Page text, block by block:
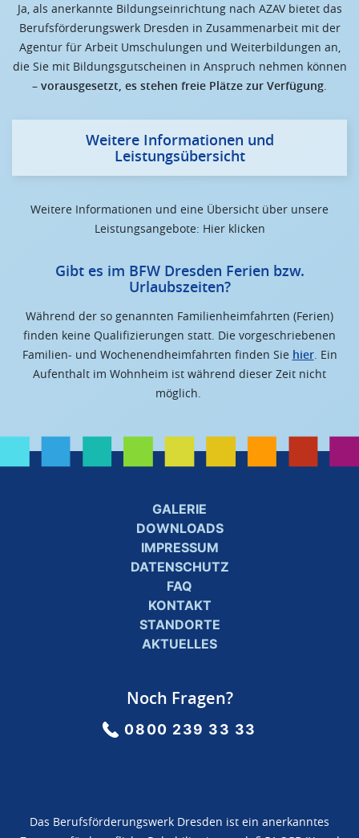
Ja, als anerkannte Bildungseinrichtung nach AZAV bietet das
Berufsförderungswerk Dresden in Zusammenarbeit mit der
Agentur für Arbeit Umschulungen und Weiterbildungen an,
die Sie mit Bildungsgutscheinen in Anspruch nehmen können
– vorausgesetzt, es stehen freie Plätze zur Verfügung.
Weitere Informationen und
Leistungsübersicht
Weitere Informationen und eine Übersicht über unsere
Leistungsangebote: Hier klicken
Gibt es im BFW Dresden Ferien bzw.
Urlaubszeiten?
Während der so genannten Familienheimfahrten (Ferien)
finden keine Qualifizierungen statt. Die vorgeschriebenen
Familien- und Wochenendheimfahrten finden Sie hier. Ein
Aufenthalt im Wohnheim ist während dieser Zeit nicht
möglich.
GALERIE
DOWNLOADS
IMPRESSUM
DATENSCHUTZ
FAQ
KONTAKT
STANDORTE
AKTUELLES
Noch Fragen?
0800 239 33 33
Das Berufsförderungswerk Dresden ist ein anerkanntes